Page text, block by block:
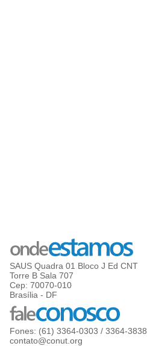
SAUS Quadra 01 Bloco J Ed CNT
Torre B Sala 707
Cep: 70070-010
Brasília - DF
Fones: (61) 3364-0303 / 3364-3838
contato@conut.org